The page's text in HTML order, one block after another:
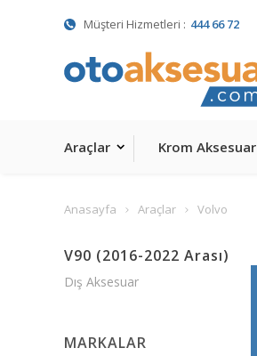
Müşteri Hizmetleri : 444 66 72
Araçlar Krom Aksesuar
Anasayfa Araçlar Volvo
V90 (2016-2022 Arası)
Dış Aksesuar
MARKALAR